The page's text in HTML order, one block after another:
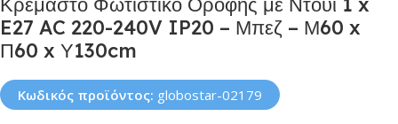
E27 AC 220-240V IP20 – Μπεζ – Μ60 x
Π60 x Υ130cm
Κωδικός προϊόντος: globostar-02179